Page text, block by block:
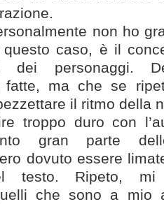
non ho
caso, è il
dei personaggi.
fatte, ma che se
il ritmo della
troppo duro con
gran parte
dovuto essere
testo. Ripeto, mi
che sono a